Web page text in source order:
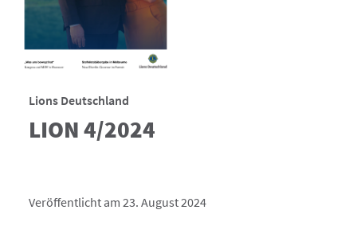
Lions Deutschland
LION 4/2024
Veröffentlicht am 23. August 2024